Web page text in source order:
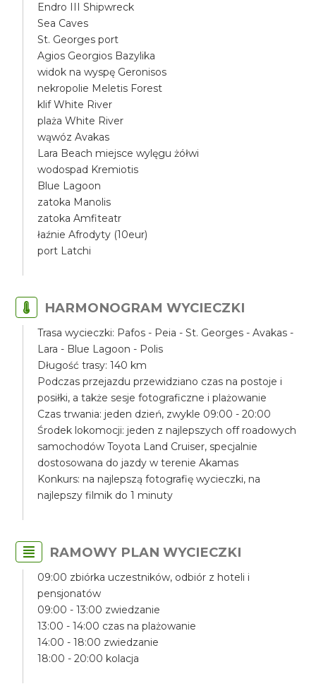
Endro III Shipwreck
Sea Caves
St. Georges port
Agios Georgios Bazylika
widok na wyspę Geronisos
nekropolie Meletis Forest
klif White River
plaża White River
wąwóz Avakas
Lara Beach miejsce wylęgu żółwi
wodospad Kremiotis
Blue Lagoon
zatoka Manolis
zatoka Amfiteatr
łaźnie Afrodyty (10eur)
port Latchi
HARMONOGRAM WYCIECZKI
Trasa wycieczki: Pafos - Peia - St. Georges - Avakas -
Lara - Blue Lagoon - Polis
Długość trasy: 140 km
Podczas przejazdu przewidziano czas na postoje i
posiłki, a także sesje fotograficzne i plażowanie
Czas trwania: jeden dzień, zwykle 09:00 - 20:00
Środek lokomocji: jeden z najlepszych off roadowych
samochodów Toyota Land Cruiser, specjalnie
dostosowana do jazdy w terenie Akamas
Konkurs: na najlepszą fotografię wycieczki, na
najlepszy filmik do 1 minuty
RAMOWY PLAN WYCIECZKI
09:00 zbiórka uczestników, odbiór z hoteli i
pensjonatów
09:00 - 13:00 zwiedzanie
13:00 - 14:00 czas na plażowanie
14:00 - 18:00 zwiedzanie
18:00 - 20:00 kolacja